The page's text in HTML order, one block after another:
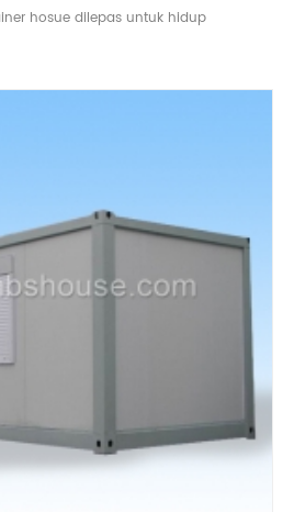
hosue dilepas untuk hidup